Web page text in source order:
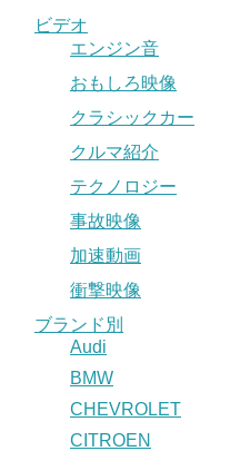
ビデオ
エンジン音
おもしろ映像
クラシックカー
クルマ紹介
テクノロジー
事故映像
加速動画
衝撃映像
ブランド別
Audi
BMW
CHEVROLET
CITROEN